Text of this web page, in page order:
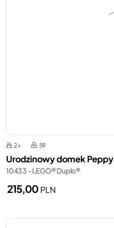
2+ 59
Urodzinowy domek Peppy
10433 - LEGO® Duplo®
215,00 PLN